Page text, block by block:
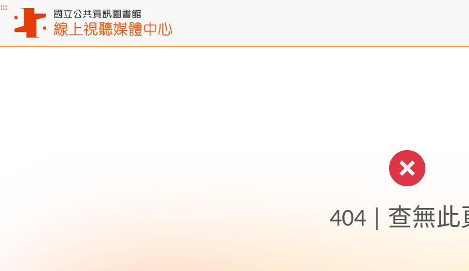
主要內容區塊
:::
404 | 查無此